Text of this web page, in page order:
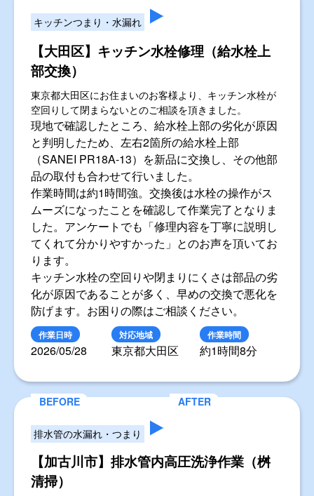
キッチンつまり・水漏れ
【大田区】キッチン水栓修理（給水栓上
部交換）
東京都大田区にお住まいのお客様より、キッチン水栓が
空回りして閉まらないとのご相談を頂きました。
現地で確認したところ、給水栓上部の劣化が原因
と判明したため、左右2箇所の給水栓上部
（SANEI PR18A-13）を新品に交換し、その他部
品の取付も合わせて行いました。
作業時間は約1時間強。交換後は水栓の操作がス
ムーズになったことを確認して作業完了となりま
した。アンケートでも「修理内容を丁寧に説明し
てくれて分かりやすかった」とのお声を頂いてお
ります。
キッチン水栓の空回りや閉まりにくさは部品の劣
化が原因であることが多く、早めの交換で悪化を
防げます。お困りの際はご相談ください。
作業日時
2026/05/28
対応地域
東京都大田区
作業時間
約1時間8分
排水管の水漏れ・つまり
【加古川市】排水管内高圧洗浄作業（桝
清掃）